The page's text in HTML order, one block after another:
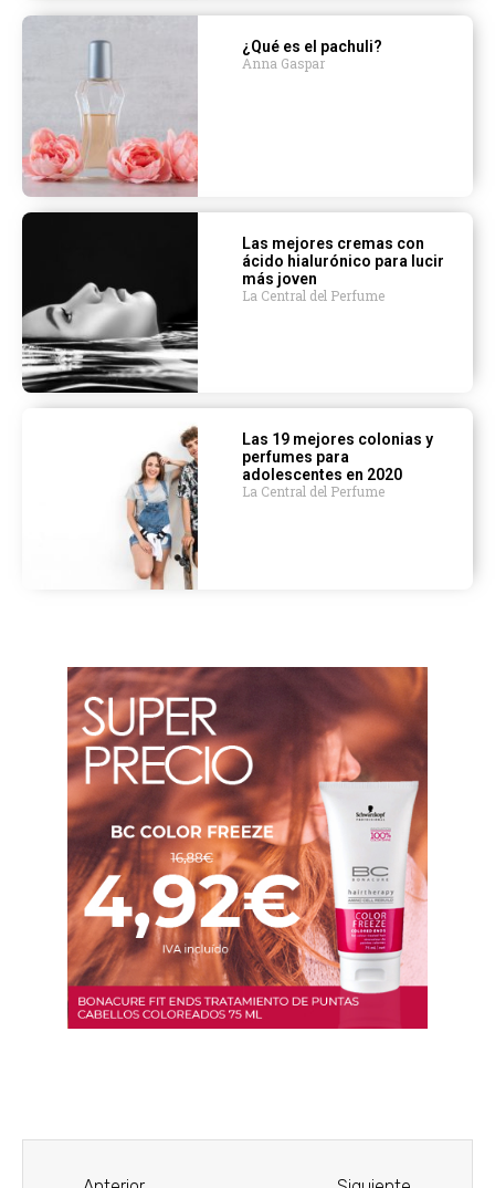
¿Qué es el pachuli?
Anna Gaspar
Las mejores cremas con
ácido hialurónico para lucir
más joven
La Central del Perfume
Las 19 mejores colonias y
perfumes para
adolescentes en 2020
La Central del Perfume